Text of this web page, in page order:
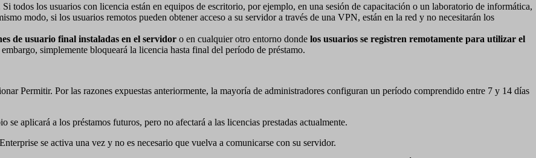
todos los usuarios con licencia están en equipos de escritorio, por ejemplo, en una sesión de capacitación o un laboratorio de informática,
modo, si los usuarios remotos pueden obtener acceso a su servidor a través de una VPN, están en la red y no necesitarán los
de usuario final instaladas en el servidor o en cualquier otro entorno donde los usuarios se registren remotamente para utilizar el
simplemente bloqueará la licencia hasta final del período de préstamo.
Permitir. Por las razones expuestas anteriormente, la mayoría de administradores configuran un período comprendido entre 7 y 14 días
aplicará a los préstamos futuros, pero no afectará a las licencias prestadas actualmente.
se activa una vez y no es necesario que vuelva a comunicarse con su servidor.